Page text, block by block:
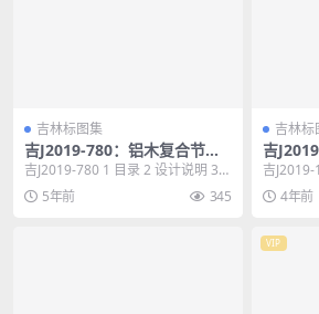
吉林标图集
吉J2019-780：铝木复合节能
门窗
吉J2019-780 1 目录 2 设计说明 3
设计说明（五）、常用窗性能指
标...5年前 345
吉林标
吉
板外墙
吉
热工计算
4年前
VIP